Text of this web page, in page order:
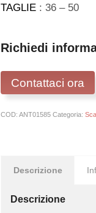
TAGLIE : 36 – 50
Richiedi
Contattaci ora
COD:ANT01585 Categoria:
Descrizione
Descrizione